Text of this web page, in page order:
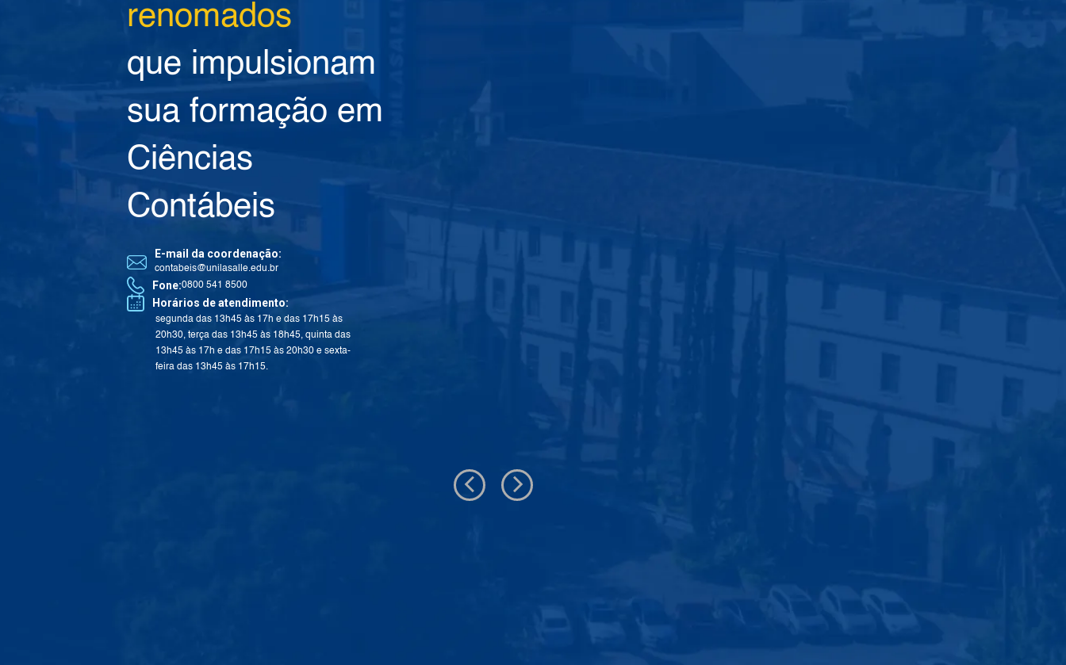
renomados
que impulsionam
sua formação em
Ciências
Contábeis
E-mail da coordenação:
contabeis@unilasalle.edu.br
Fone:0800 541 8500
Horários de atendimento:
segunda das 13h45 às 17h e das 17h15 às
20h30, terça das 13h45 às 18h45, quinta das
13h45 às 17h e das 17h15 às 20h30 e sexta-
feira das 13h45 às 17h15.